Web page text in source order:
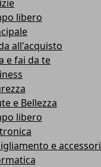
libero
all'acquisto
e fai da te
e Bellezza
libero
e accessori